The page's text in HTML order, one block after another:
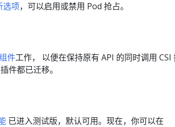
选项，可以启用或禁用 Pod 抢占。
件工作， 以便在保持原有 API 的同时调用 CSI
插件都已迁移。
已进入测试版，默认可用。现在，你可以在